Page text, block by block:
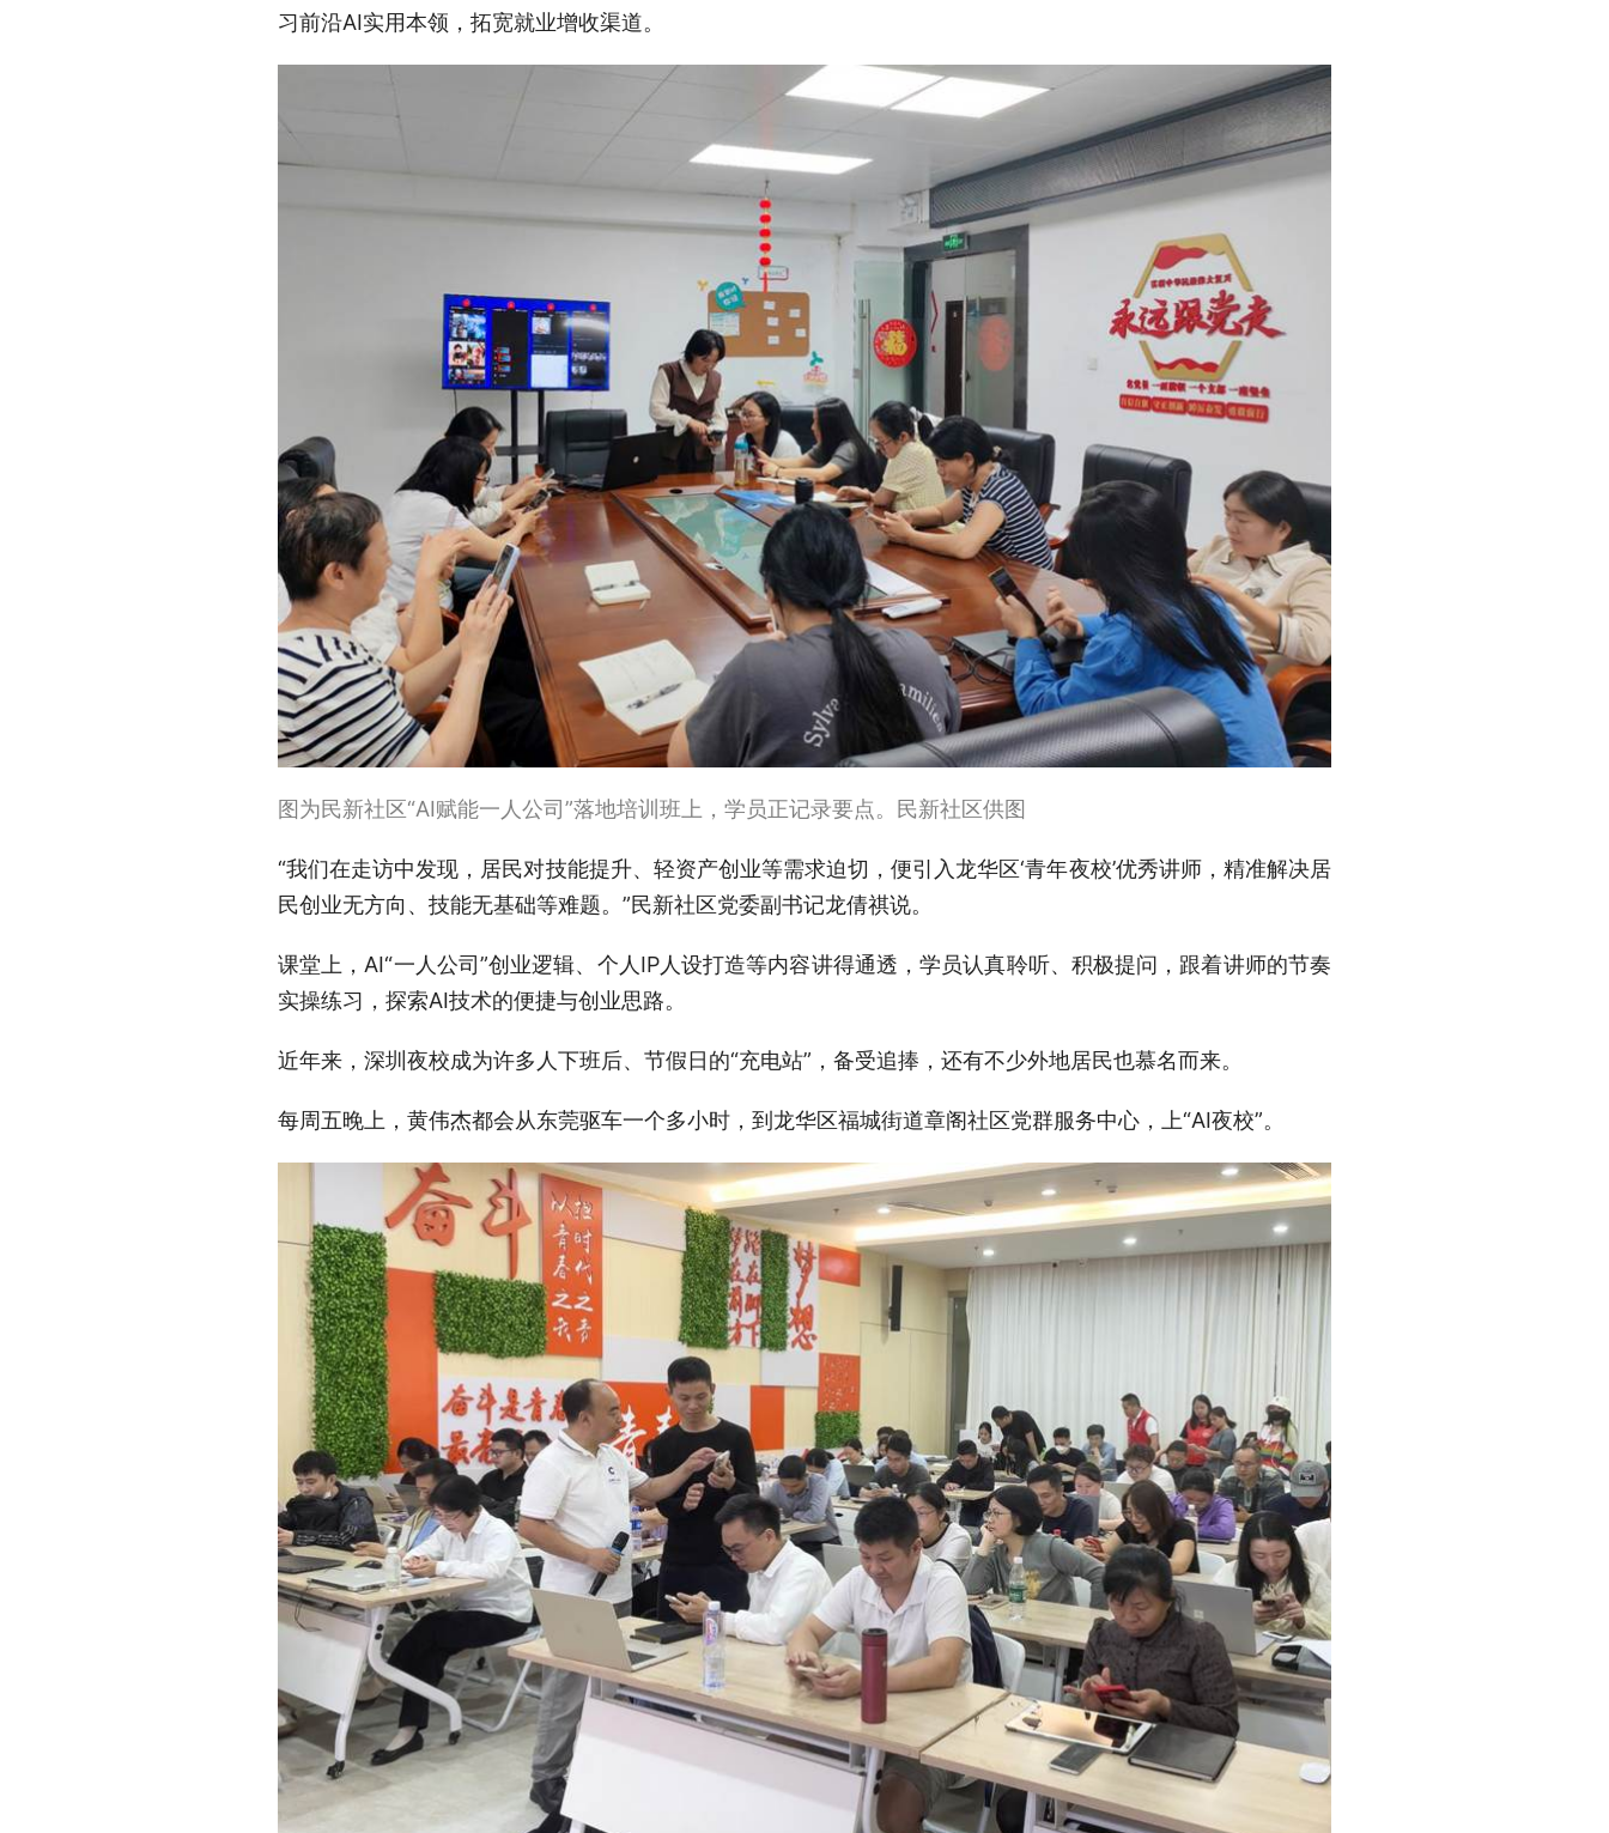
习前沿AI实用本领，拓宽就业增收渠道。
图为民新社区“AI赋能一人公司”落地培训班上，学员正记录要点。民新社区供图
“我们在走访中发现，居民对技能提升、轻资产创业等需求迫切，便引入龙华区‘青年夜校’优秀讲师，精准解决居
民创业无方向、技能无基础等难题。”民新社区党委副书记龙倩祺说。
课堂上，AI“一人公司”创业逻辑、个人IP人设打造等内容讲得通透，学员认真聆听、积极提问，跟着讲师的节奏
实操练习，探索AI技术的便捷与创业思路。
近年来，深圳夜校成为许多人下班后、节假日的“充电站”，备受追捧，还有不少外地居民也慕名而来。
每周五晚上，黄伟杰都会从东莞驱车一个多小时，到龙华区福城街道章阁社区党群服务中心，上“AI夜校”。